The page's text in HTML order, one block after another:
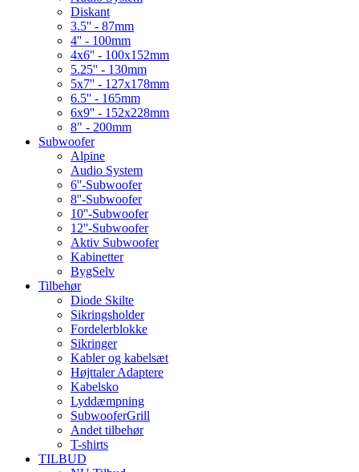
Diskant
3.5'' - 87mm
4'' - 100mm
4x6'' - 100x152mm
5.25'' - 130mm
5x7'' - 127x178mm
6.5'' - 165mm
6x9'' - 152x228mm
8" - 200mm
Subwoofer
Alpine
Audio System
6''-Subwoofer
8''-Subwoofer
10''-Subwoofer
12''-Subwoofer
Aktiv Subwoofer
Kabinetter
BygSelv
Tilbehør
Diode Skilte
Sikringsholder
Fordelerblokke
Sikringer
Kabler og kabelsæt
Højttaler Adaptere
Kabelsko
Lyddæmpning
SubwooferGrill
Andet tilbehør
T-shirts
TILBUD